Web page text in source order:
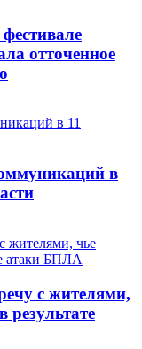
отточенное
в
с жителями,
результате